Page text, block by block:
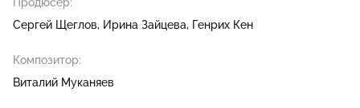
Продюсер:
Сергей Щеглов
Ирина Зайцева Генрих Кен
Композитор:
Виталий Муканяев